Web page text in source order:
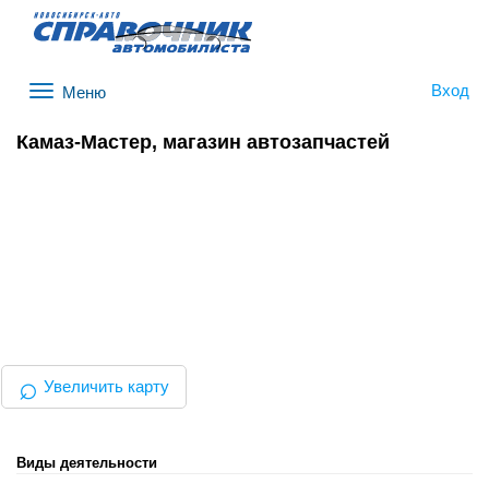
Вход
Камаз-Мастер, магазин автозапчастей
⌕ Увеличить карту
Виды деятельности